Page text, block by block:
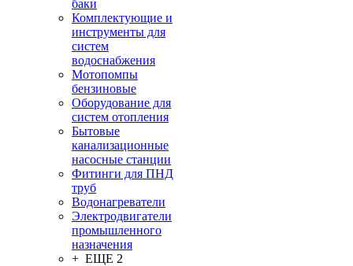
баки
Комплектующие и
инструменты для
систем
водоснабжения
Мотопомпы
бензиновые
Оборудование для
систем отопления
Бытовые
канализационные
насосные станции
Фитинги для ПНД
труб
Водонагреватели
Электродвигатели
промышленного
назначения
+ ЕЩЕ 2